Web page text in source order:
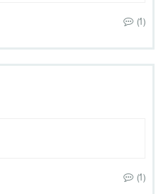
(1)
(1)